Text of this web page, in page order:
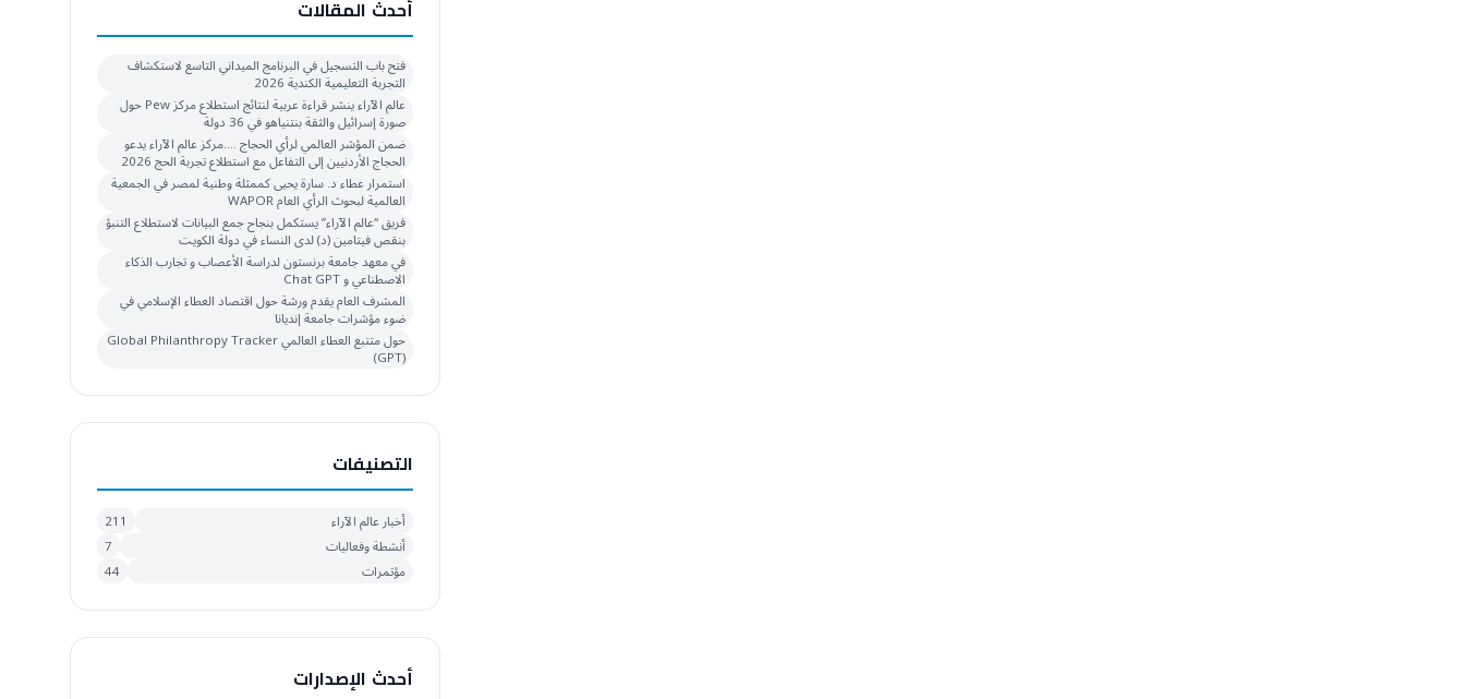
أحدث المقالات
فتح باب التسجيل في البرنامج الميداني التاسع لاستكشاف
التجربة التعليمية الكندية 2026
عالم الآراء ينشر قراءة عربية لنتائج استطلاع مركز Pew حول
صورة إسرائيل والثقة بنتنياهو في 36 دولة
ضمن المؤشر العالمي لرأي الحجاج ….مركز عالم الآراء يدعو
الحجاج الأردنيين إلى التفاعل مع استطلاع تجربة الحج 2026
استمرار عطاء د. سارة يحيى كممثلة وطنية لمصر في الجمعية
العالمية لبحوث الرأي العام WAPOR
فريق “عالم الآراء” يستكمل بنجاح جمع البيانات لاستطلاع التنبؤ
بنقص فيتامين (د) لدى النساء في دولة الكويت
في معهد جامعة برنستون لدراسة الأعصاب و تجارب الذكاء
الاصطناعي و Chat GPT
المشرف العام يقدم ورشة حول اقتصاد العطاء الإسلامي في
ضوء مؤشرات جامعة إنديانا
حول متتبع العطاء العالمي Global Philanthropy Tracker
(GPT)
التصنيفات
أخبار عالم الآراء
211
أنشطة وفعاليات
7
مؤتمرات
44
أحدث الإصدارات